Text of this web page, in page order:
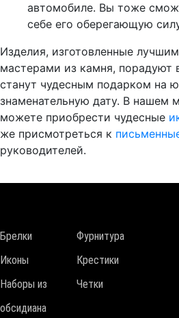
автомобиле. Вы тоже
себе его оберегающую
Изделия, изготовленные
мастерами из камня, порадуют
станут чудесным подарком на
знаменательную дату. В нашем
можете приобрести чудесные
же присмотреться к
руководителей.
Брелки
Фурнитура
Иконы
Крестики
Наборы из
обсидиана
Четки